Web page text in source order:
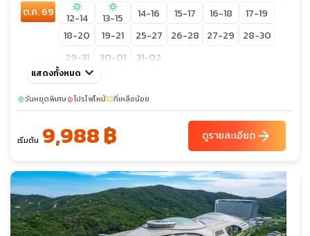
ต.ค. 69 sunny
12-14
sunny
13-15 14-16 15-17 16-18
17-19
18-20
19-21 25-27 26-28 27-29
28-30
29-31
30-01 31-02
แสดงทั้งหมด keyboard_arrow_down
sunnyวันหยุดพิเศษlocal_fire_departmentโปรไฟไหม้confirmation_numberที่เหลือน้อย
เริ่มต้น 9,988 ฿ ดูรายละเอียดarrow_forward